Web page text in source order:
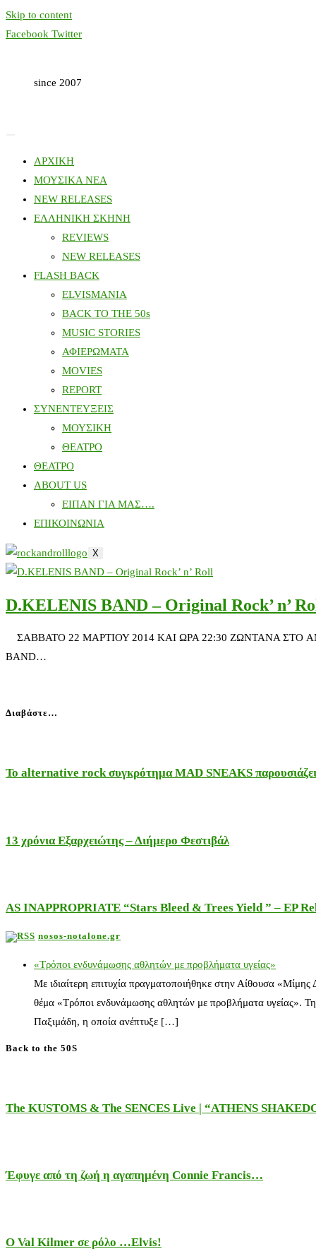
Skip to content
Facebook Twitter
since 2007
ΑΡΧΙΚΗ
ΜΟΥΣΙΚΑ ΝΕΑ
NEW RELEASES
ΕΛΛΗΝΙΚΗ ΣΚΗΝΗ
REVIEWS
NEW RELEASES
FLASH BACK
ELVISMANIA
BACK TO THE 50s
MUSIC STORIES
ΑΦΙΕΡΩΜΑΤΑ
MOVIES
REPORT
ΣΥΝΕΝΤΕΥΞΕΙΣ
ΜΟΥΣΙΚΗ
ΘΕΑΤΡΟ
ΘΕΑΤΡΟ
ABOUT US
ΕΙΠΑΝ ΓΙΑ ΜΑΣ….
ΕΠΙΚΟΙΝΩΝΙΑ
X
D.KELENIS BAND – Original Rock’ n’
ΣΑΒΒΑΤΟ 22 ΜΑΡΤΙΟΥ 2014 ΚΑΙ ΩΡΑ 22:30 ΖΩΝΤΑΝΑ ΣΤΟ
BAND…
Διαβάστε…
Το alternative rock συγκρότημα MAD SNEAKS
13 χρόνια Εξαρχειώτης – Διήμερο Φεστιβάλ
AS INAPPROPRIATE “Stars Bleed & Trees Yield ” – EP
nosos-notalone.gr
«Τρόποι ενδυνάμωσης αθλητών με προβλήματα υγείας»
Με ιδιαίτερη επιτυχία πραγματοποιήθηκε στην Αίθουσα
θέμα «Τρόποι ενδυνάμωσης αθλητών με προβλήματα υγείας».
Παξιμάδη, η οποία ανέπτυξε […]
Back to the 50S
The KUSTOMS & The SENCES Live | “ATHENS
Έφυγε από τη ζωή η αγαπημένη Connie Francis…
Ο Val Kilmer σε ρόλο …Elvis!